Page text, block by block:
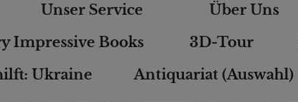
Unser Service Über Uns
Impressive Books
3D-Tour
Ukraine
Antiquariat (Auswahl)